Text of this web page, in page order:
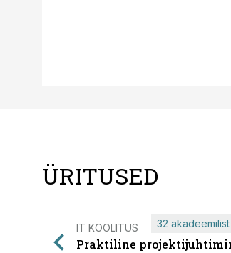
ÜRITUSED
IT KOOLITUS
Praktiline
32